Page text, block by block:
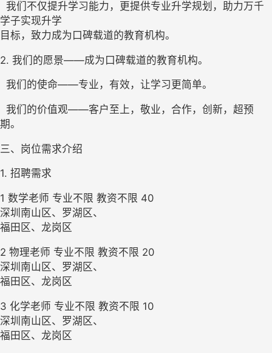
我们不仅提升学习能力，更提供专业升学规划，助力万千
学子实现升学
目标，致力成为口碑载道的教育机构。
2. 我们的愿景——成为口碑载道的教育机构。
我们的使命——专业，有效，让学习更简单。
我们的价值观——客户至上，敬业，合作，创新，超预
期。
三、岗位需求介绍
1. 招聘需求
1 数学老师 专业不限 教资不限 40
深圳南山区、罗湖区、
福田区、龙岗区
2 物理老师 专业不限 教资不限 20
深圳南山区、罗湖区、
福田区、龙岗区
3 化学老师 专业不限 教资不限 10
深圳南山区、罗湖区、
福田区、龙岗区